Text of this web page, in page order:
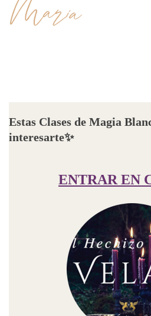
Estas Clases de Magia
interesarte✨
ENTRAR EN